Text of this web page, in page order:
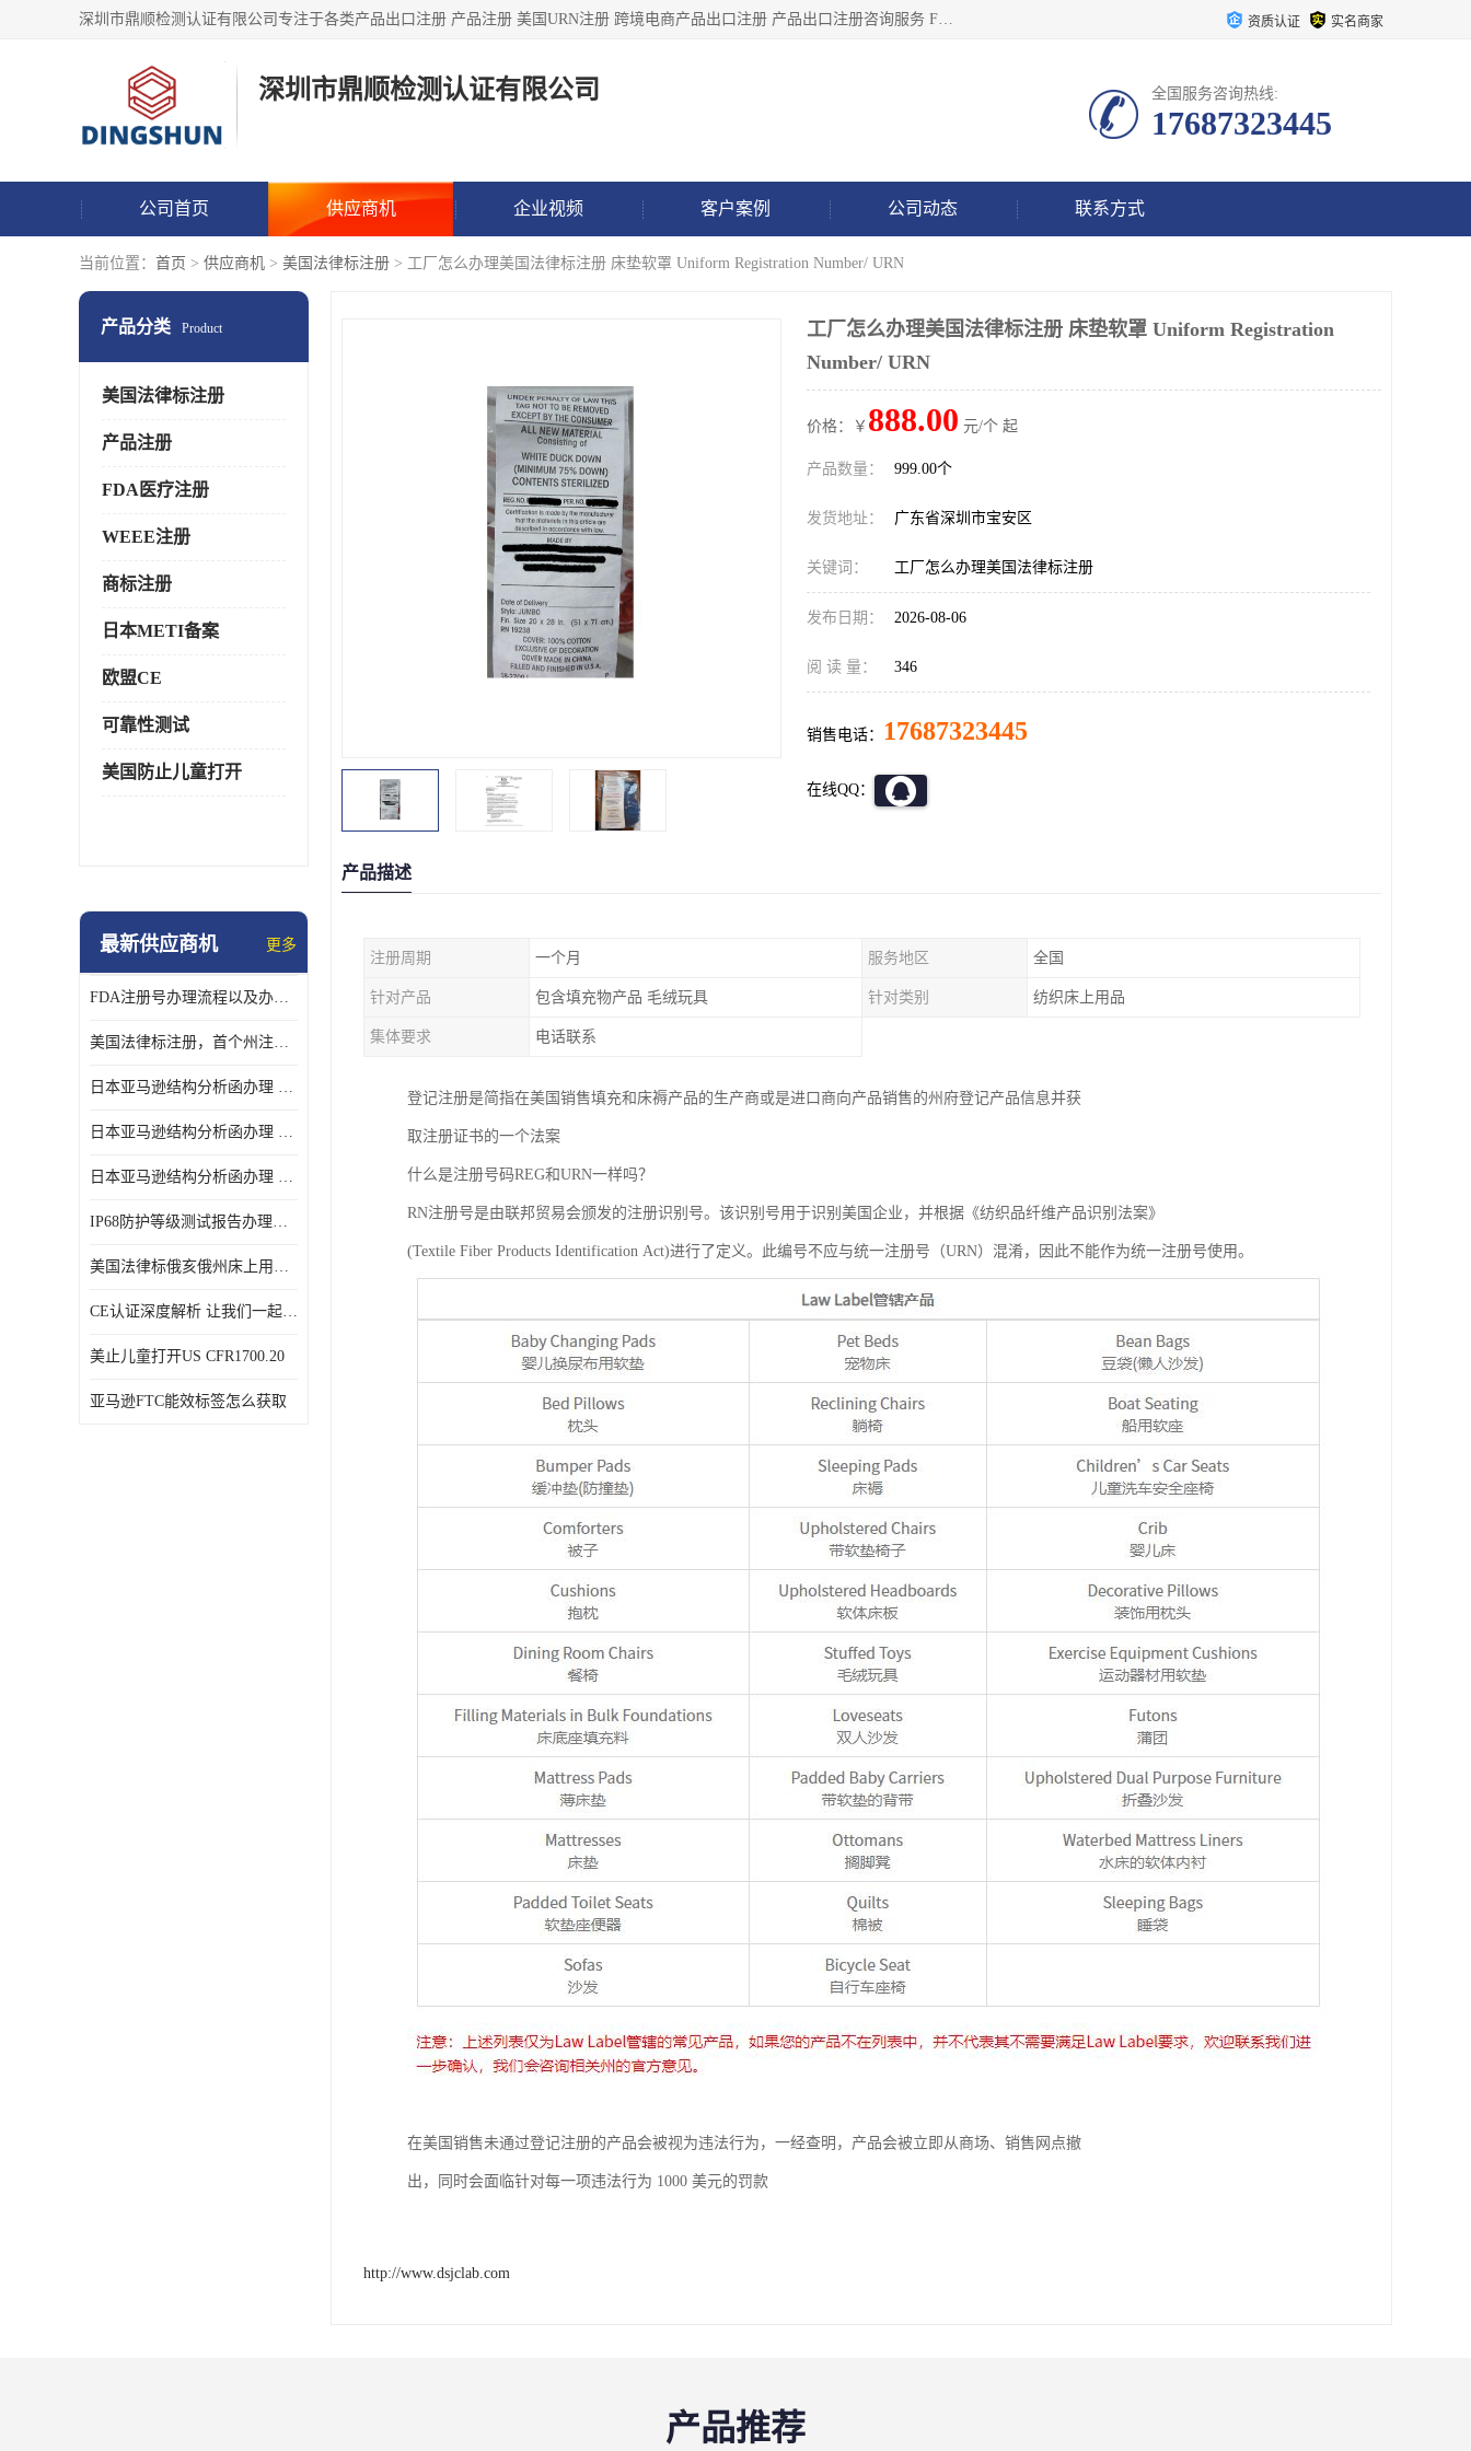
深圳市鼎顺检测认证有限公司专注于各类产品出口注册 产品注册 美国URN注册 跨境电商产品出口注册 产品出口注册咨询服务 FDA食品注册等我们是一家商务服务公司，为客户提供商标注册，本公司实力雄厚，能满足客户多种需求。 资质认证 实名商家
深圳市鼎顺检测认证有限公司 全国服务咨询热线:
17687323445
公司首页 供应商机 企业视频 客户案例 公司动态 联系方式
当前位置： 首页 > 供应商机 > 美国法律标注册 > 工厂怎么办理美国法律标注册 床垫软罩 Uniform Registration Number/ URN
产品分类 Product
美国法律标注册
产品注册
FDA医疗注册
WEEE注册
商标注册
日本METI备案
欧盟CE
可靠性测试
美国防止儿童打开
最新供应商机 更多
FDA注册号办理流程以及办理周期是多久
美国法律标注册，首个州注册该如何选择
日本亚马逊结构分析函办理 日本亚马逊 电饭煲
日本亚马逊结构分析函办理 日本亚马逊 热水壶等；
日本亚马逊结构分析函办理 日本亚马逊 果汁搅拌机
IP68防护等级测试报告办理标准要求
美国法律标俄亥俄州床上用品许可证讲解！
CE认证深度解析 让我们一起来认识CE认证
美止儿童打开US CFR1700.20
亚马逊FTC能效标签怎么获取
工厂怎么办理美国法律标注册 床垫软罩 Uniform Registration
Number/ URN
价格：￥ 888.00 元/个 起
产品数量： 999.00个
发货地址： 广东省深圳市宝安区
关键词： 工厂怎么办理美国法律标注册
发布日期： 2026-08-06
阅 读 量： 346
销售电话： 17687323445
在线QQ：
产品描述
注册周期 一个月 服务地区 全国
针对产品 包含填充物产品 毛绒玩具 针对类别 纺织床上用品
集体要求 电话联系
登记注册是简指在美国销售填充和床褥产品的生产商或是进口商向产品销售的州府登记产品信息并获
取注册证书的一个法案
什么是注册号码REG和URN一样吗？
RN注册号是由联邦贸易会颁发的注册识别号。该识别号用于识别美国企业，并根据《纺织品纤维产品识别法案》
(Textile Fiber Products Identification Act)进行了定义。此编号不应与统一注册号（URN）混淆，因此不能作为统一注册号使用。
在美国销售未通过登记注册的产品会被视为违法行为，一经查明，产品会被立即从商场、销售网点撤
出，同时会面临针对每一项违法行为 1000 美元的罚款
http://www.dsjclab.com
产品推荐